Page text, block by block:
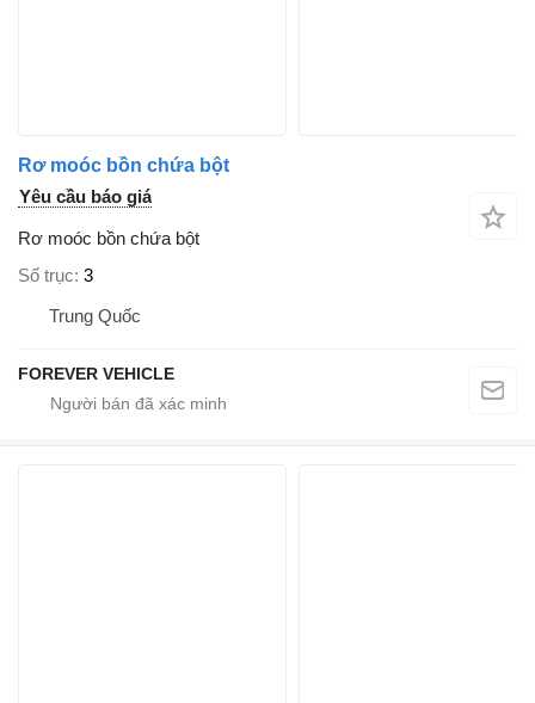
Rơ moóc bồn chứa bột
Yêu cầu báo giá
Rơ moóc bồn chứa bột
Số trục 3
Trung Quốc
FOREVER VEHICLE